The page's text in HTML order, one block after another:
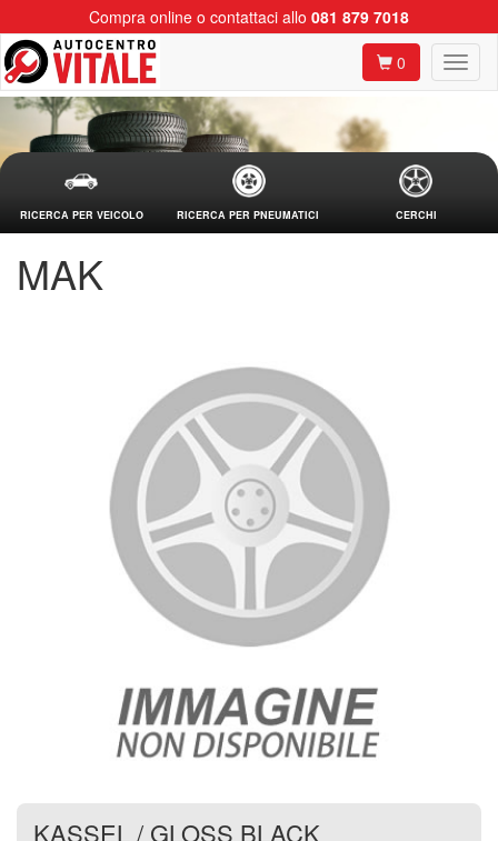
Compra online o contattaci allo 081 879 7018
0
RICERCA PER VEICOLO RICERCA PER PNEUMATICI CERCHI
MAK
KASSEL/ GLOSS BLACK